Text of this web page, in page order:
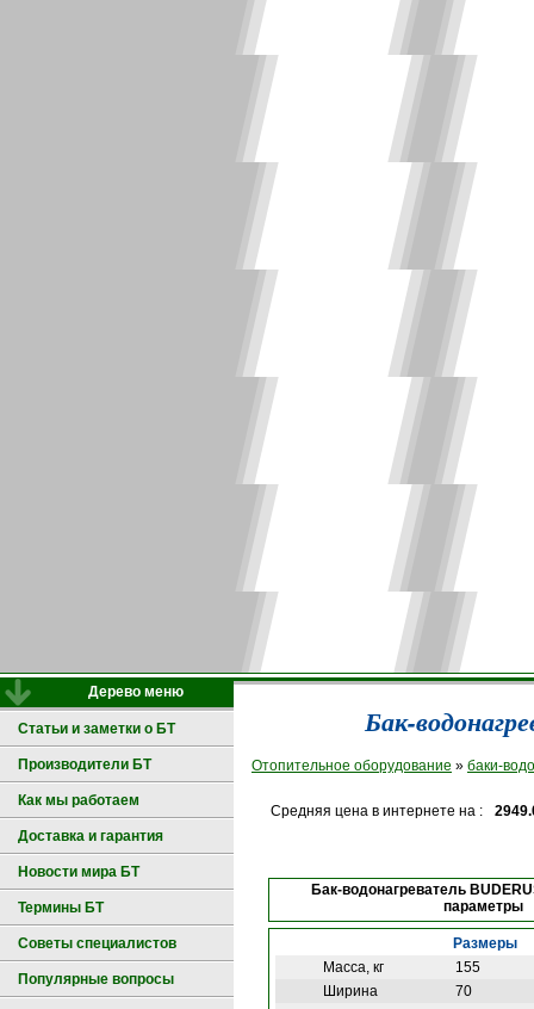
Дерево меню
Статьи и заметки о БТ
Производители БТ
Как мы работаем
Доставка и гарантия
Новости мира БТ
Термины БТ
Советы специалистов
Популярные вопросы
Бак-
Отопительное оборудование » баки-
Средняя цена в интернете на :
Бак-водонагреватель
параметры
Размеры
Масса, кг
155
Ширина
70